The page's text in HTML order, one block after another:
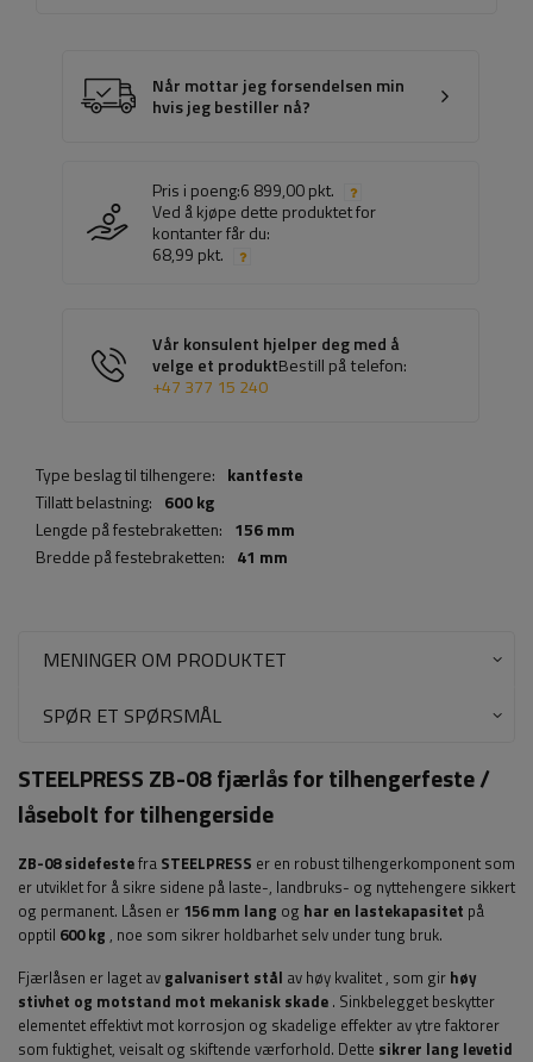
Når mottar jeg forsendelsen min
hvis jeg bestiller nå?
Pris i poeng:6 899,00 pkt.
Ved å kjøpe dette produktet for
kontanter får du:
68,99 pkt.
Vår konsulent hjelper deg med å
velge et produktBestill på telefon:
+47 377 15 240
Type beslag til tilhengere: kantfeste
Tillatt belastning: 600 kg
Lengde på festebraketten: 156 mm
Bredde på festebraketten: 41 mm
MENINGER OM PRODUKTET
SPØR ET SPØRSMÅL
STEELPRESS ZB-08 fjærlås for tilhengerfeste /
låsebolt for tilhengerside
ZB-08 sidefestefra STEELPRESS er en robust tilhengerkomponent som
er utviklet for å sikre sidene på laste-, landbruks- og nyttehengere sikkert
og permanent. Låsen er 156 mm lang og har en lastekapasitet på
opptil 600 kg , noe som sikrer holdbarhet selv under tung bruk.
Fjærlåsen er laget av galvanisert stål av høy kvalitet, som gir høy
stivhet og motstand mot mekanisk skade . Sinkbelegget beskytter
elementet effektivt mot korrosjon og skadelige effekter av ytre faktorer
som fuktighet, veisalt og skiftende værforhold. Dette sikrer lang levetid